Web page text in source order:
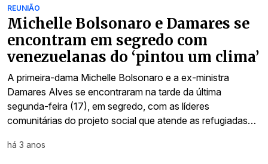
REUNIÃO
Michelle Bolsonaro e Damares se
encontram em segredo com
venezuelanas do ‘pintou um clima’
A primeira-dama Michelle Bolsonaro e a ex-ministra
Damares Alves se encontraram na tarde da última
segunda-feira (17), em segredo, com as líderes
comunitárias do projeto social que atende as refugiadas…
há 3 anos